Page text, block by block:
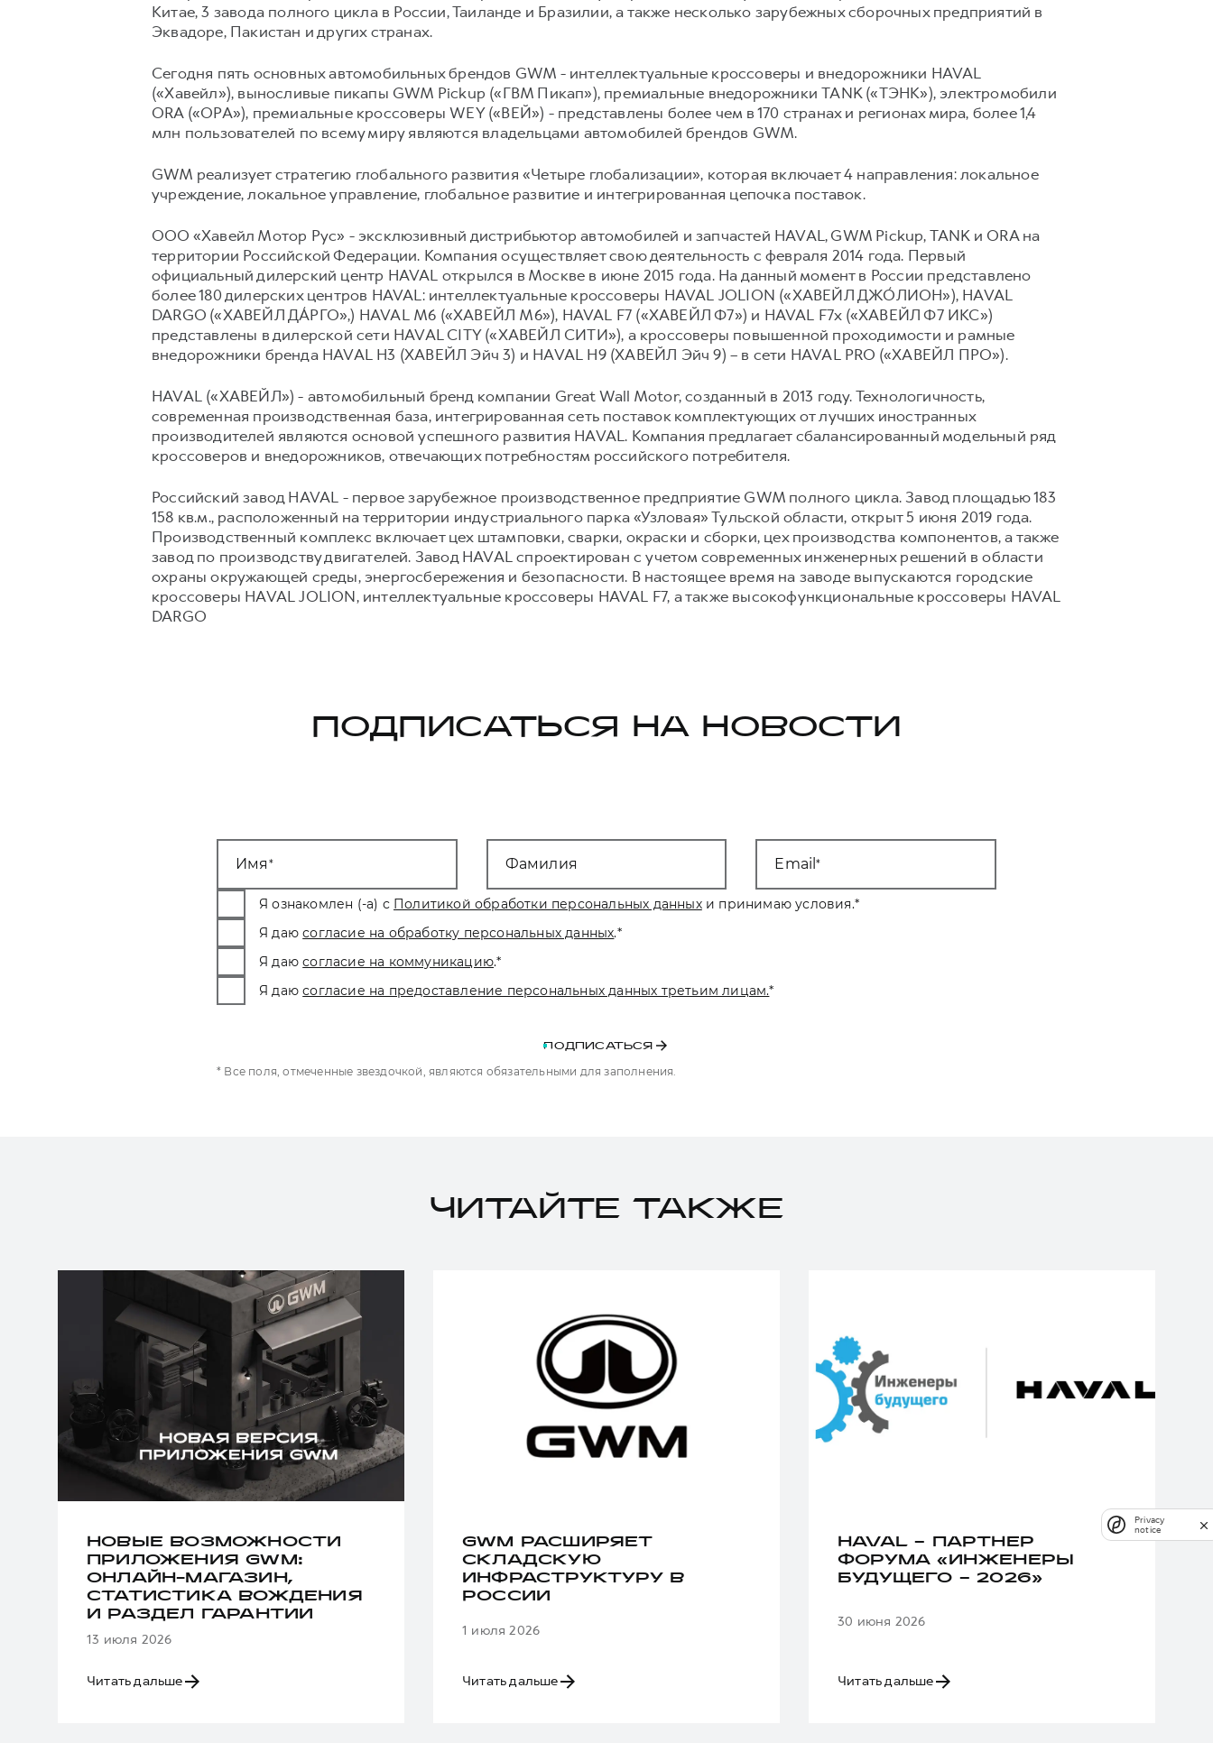
Китае, 3 завода полного цикла в России, Таиланде и Бразилии, а также несколько зарубежных сборочных предприятий в
Эквадоре, Пакистан и других странах.
Сегодня пять основных автомобильных брендов GWM - интеллектуальные кроссоверы и внедорожники HAVAL
(«Хавейл»), выносливые пикапы GWM Pickup («ГВМ Пикап»), премиальные внедорожники TANK («ТЭНК»), электромобили
ORA («ОРА»), премиальные кроссоверы WEY («ВЕЙ») - представлены более чем в 170 странах и регионах мира, более 1,4
млн пользователей по всему миру являются владельцами автомобилей брендов GWM.
GWM реализует стратегию глобального развития «Четыре глобализации», которая включает 4 направления: локальное
учреждение, локальное управление, глобальное развитие и интегрированная цепочка поставок.
ООО «Хавейл Мотор Рус» - эксклюзивный дистрибьютор автомобилей и запчастей HAVAL, GWM Pickup, TANK и ORA на
территории Российской Федерации. Компания осуществляет свою деятельность с февраля 2014 года. Первый
официальный дилерский центр HAVAL открылся в Москве в июне 2015 года. На данный момент в России представлено
более 180 дилерских центров HAVAL: интеллектуальные кроссоверы HAVAL JOLION («ХАВЕЙЛ ДЖО́ЛИОН»), HAVAL
DARGO («ХАВЕЙЛ ДА́РГО»,) HAVAL М6 («ХАВЕЙЛ M6»), HAVAL F7 («ХАВЕЙЛ Ф7») и HAVAL F7x («ХАВЕЙЛ Ф7 ИКС»)
представлены в дилерской сети HAVAL CITY («ХАВЕЙЛ СИТИ»), а кроссоверы повышенной проходимости и рамные
внедорожники бренда HAVAL H3 (ХАВЕЙЛ Эйч 3) и HAVAL H9 (ХАВЕЙЛ Эйч 9) – в сети HAVAL PRO («ХАВЕЙЛ ПРО»).
HAVAL («ХАВЕЙЛ») - автомобильный бренд компании Great Wall Motor, созданный в 2013 году. Технологичность,
современная производственная база, интегрированная сеть поставок комплектующих от лучших иностранных
производителей являются основой успешного развития HAVAL. Компания предлагает сбалансированный модельный ряд
кроссоверов и внедорожников, отвечающих потребностям российского потребителя.
Российский завод HAVAL - первое зарубежное производственное предприятие GWM полного цикла. Завод площадью 183
158 кв.м., расположенный на территории индустриального парка «Узловая» Тульской области, открыт 5 июня 2019 года.
Производственный комплекс включает цех штамповки, сварки, окраски и сборки, цех производства компонентов, а также
завод по производству двигателей. Завод HAVAL спроектирован с учетом современных инженерных решений в области
охраны окружающей среды, энергосбережения и безопасности. В настоящее время на заводе выпускаются городские
кроссоверы HAVAL JOLION, интеллектуальные кроссоверы HAVAL F7, а также высокофункциональные кроссоверы HAVAL
DARGO
ПОДПИСАТЬСЯ НА НОВОСТИ
Имя Фамилия Email
Я ознакомлен (-а) с Политикой обработки персональных данных и принимаю условия.*
Я даю согласие на обработку персональных данных.*
Я даю согласие на коммуникацию.*
Я даю согласие на предоставление персональных данных третьим лицам.*
ПОДПИСАТЬСЯ
* Все поля, отмеченные звездочкой, являются обязательными для заполнения.
ЧИТАЙТЕ ТАКЖЕ
НОВЫЕ ВОЗМОЖНОСТИ
ПРИЛОЖЕНИЯ GWM:
ОНЛАЙН-МАГАЗИН,
СТАТИСТИКА ВОЖДЕНИЯ
И РАЗДЕЛ ГАРАНТИИ
13 июля 2026
Читать дальше
GWM РАСШИРЯЕТ
СКЛАДСКУЮ
ИНФРАСТРУКТУРУ В
РОССИИ
1 июля 2026
Читать дальше
HAVAL – ПАРТНЕР
ФОРУМА «ИНЖЕНЕРЫ
БУДУЩЕГО – 2026»
30 июня 2026
Читать дальше
Privacy
notice